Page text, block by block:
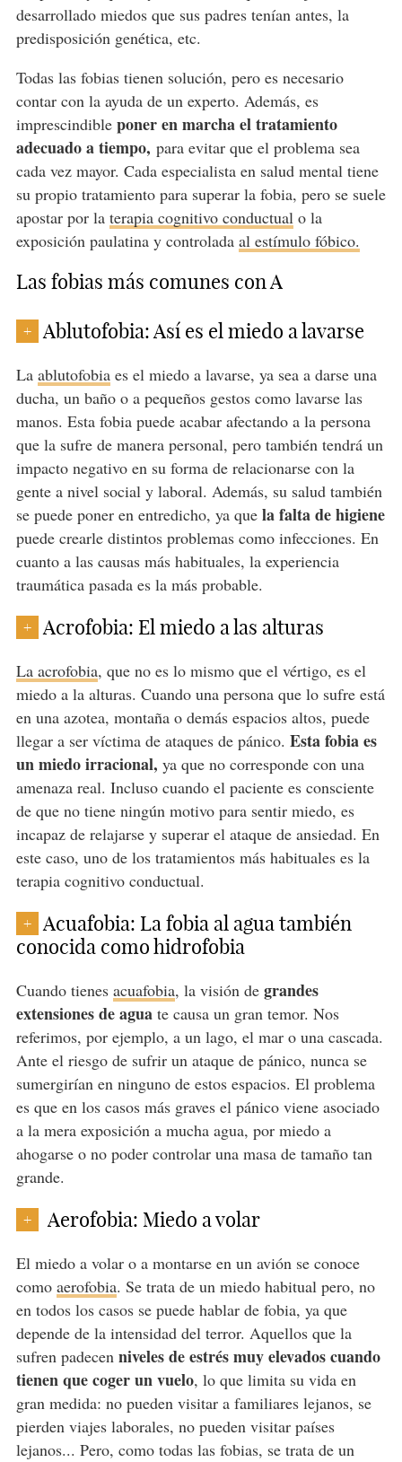
desarrollado miedos que sus padres tenían antes, la
predisposición genética, etc.
Todas las fobias tienen solución, pero es necesario
contar con la ayuda de un experto. Además, es
imprescindible poner en marcha el tratamiento
adecuado a tiempo, para evitar que el problema sea
cada vez mayor. Cada especialista en salud mental tiene
su propio tratamiento para superar la fobia, pero se suele
apostar por la terapia cognitivo conductual o la
exposición paulatina y controlada al estímulo fóbico.
Las fobias más comunes con A
+ Ablutofobia: Así es el miedo a lavarse
La ablutofobiaes el miedo a lavarse, ya sea a darse una
ducha, un baño o a pequeños gestos como lavarse las
manos. Esta fobia puede acabar afectando a la persona
que la sufre de manera personal, pero también tendrá un
impacto negativo en su forma de relacionarse con la
gente a nivel social y laboral. Además, su salud también
se puede poner en entredicho, ya que la falta de higiene
puede crearle distintos problemas como infecciones. En
cuanto a las causas más habituales, la experiencia
traumática pasada es la más probable.
+ Acrofobia: El miedo a las alturas
La acrofobia, que no es lo mismo que el vértigo, es el
miedo a la alturas. Cuando una persona que lo sufre está
en una azotea, montaña o demás espacios altos, puede
llegar a ser víctima de ataques de pánico. Esta fobia es
un miedo irracional, ya que no corresponde con una
amenaza real. Incluso cuando el paciente es consciente
de que no tiene ningún motivo para sentir miedo, es
incapaz de relajarse y superar el ataque de ansiedad. En
este caso, uno de los tratamientos más habituales es la
terapia cognitivo conductual.
+
Acuafobia: La fobia al agua también
conocida como hidrofobia
Cuando tienes acuafobia, la visión de grandes
extensiones de aguate causa un gran temor. Nos
referimos, por ejemplo, a un lago, el mar o una cascada.
Ante el riesgo de sufrir un ataque de pánico, nunca se
sumergirían en ninguno de estos espacios. El problema
es que en los casos más graves el pánico viene asociado
a la mera exposición a mucha agua, por miedo a
ahogarse o no poder controlar una masa de tamaño tan
grande.
+ Aerofobia: Miedo a volar
El miedo a volar o a montarse en un avión se conoce
como aerofobia. Se trata de un miedo habitual pero, no
en todos los casos se puede hablar de fobia, ya que
depende de la intensidad del terror. Aquellos que la
sufren padecen niveles de estrés muy elevados cuando
tienen que coger un vuelo, lo que limita su vida en
gran medida: no pueden visitar a familiares lejanos, se
pierden viajes laborales, no pueden visitar países
lejanos... Pero, como todas las fobias, se trata de un